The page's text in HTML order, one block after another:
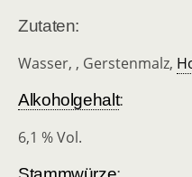
Zutaten:
Wasser, , Gerstenmalz,
Alkoholgehalt:
6,1 % Vol.